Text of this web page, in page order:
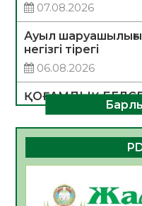
07.08.2026
Ауыл
негізгі тірегі
06.08.2026
ҚОҒАМДЫҚ
ДАМУЫНЫҢ
06.08.2026
ҚҰРЫЛТАЙ
06.08.2026